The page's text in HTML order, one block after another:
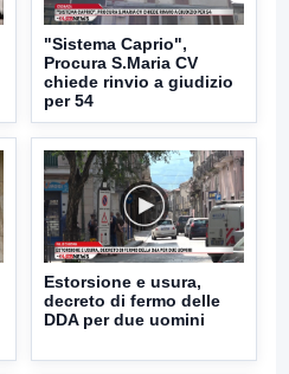
"Sistema Caprio",
Procura S.Maria CV
chiede rinvio a giudizio
per 54
Estorsione e usura,
decreto di fermo delle
DDA per due uomini